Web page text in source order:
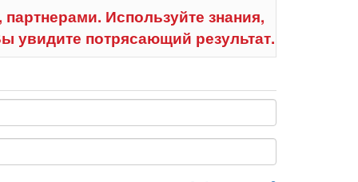
Используйте знания,
увидите потрясающий результат.